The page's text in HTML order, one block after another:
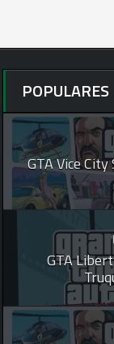
POPULARES
GTA Vice
GTA